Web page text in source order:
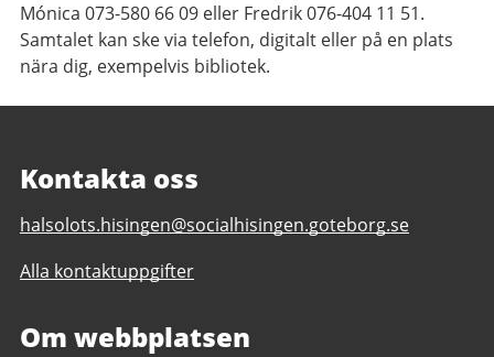
Mónica 073-580 66 09 eller Fredrik 076-404 11 51.
Samtalet kan ske via telefon, digitalt eller på en plats
nära dig, exempelvis bibliotek.
Kontakta oss
E-
till
Hisingen
halsolots.hisingen@socialhisingen.goteborg.se
Alla kontaktuppgifter
Om webbplatsen